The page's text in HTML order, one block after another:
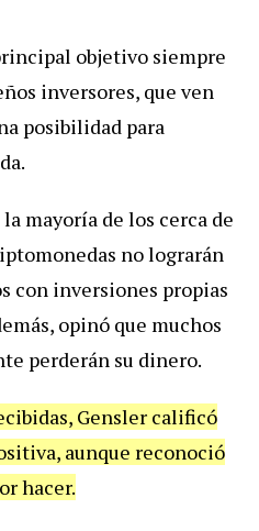
objetivo siempre
inversores, que ven
posibilidad para
mayoría de los cerca de
no lograrán
con inversiones propias
opinó que muchos
perderán su dinero.
Gensler calificó
aunque reconoció
hacer.